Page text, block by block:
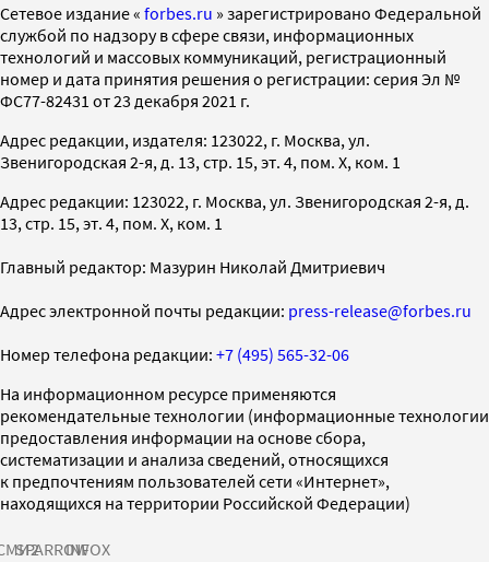
Cетевое издание « forbes.ru » зарегистрировано Федеральной
службой по надзору в сфере связи, информационных
технологий и массовых коммуникаций, регистрационный
номер и дата принятия решения о регистрации: серия Эл №
ФС77-82431 от 23 декабря 2021 г.
Адрес редакции, издателя: 123022, г. Москва, ул.
Звенигородская 2-я, д. 13, стр. 15, эт. 4, пом. X, ком. 1
Адрес редакции: 123022, г. Москва, ул. Звенигородская 2-я, д.
13, стр. 15, эт. 4, пом. X, ком. 1
Главный редактор: Мазурин Николай Дмитриевич
Адрес электронной почты редакции: press-release@forbes.ru
Номер телефона редакции: +7 (495) 565-32-06
На информационном ресурсе применяются
рекомендательные технологии (информационные технологии
предоставления информации на основе сбора,
систематизации и анализа сведений, относящихся
к предпочтениям пользователей сети «Интернет»,
находящихся на территории Российской Федерации)
SPARROWINFOX